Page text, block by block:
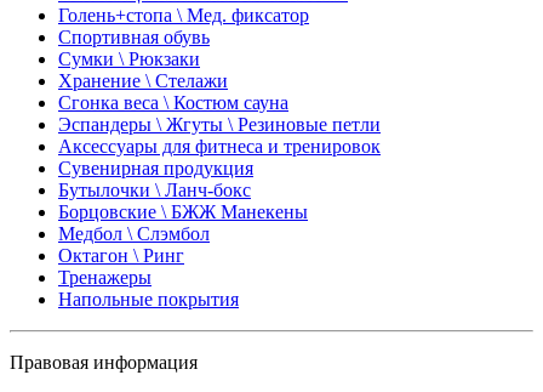
Голень+стопа \ Мед. фиксатор
Спортивная обувь
Сумки \ Рюкзаки
Хранение \ Стелажи
Сгонка веса \ Костюм сауна
Эспандеры \ Жгуты \ Резиновые петли
Аксессуары для фитнеса и тренировок
Сувенирная продукция
Бутылочки \ Ланч-бокс
Борцовские \ БЖЖ Манекены
Медбол \ Слэмбол
Октагон \ Ринг
Тренажеры
Напольные покрытия
Правовая информация